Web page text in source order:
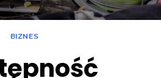
BIZNES